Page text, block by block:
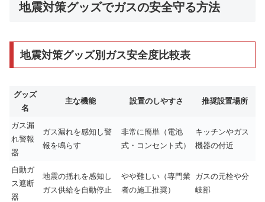
地震対策グッズでガスの安全守る方法
地震対策グッズ別ガス安全度比較表
グッズ
名
主な機能 設置のしやすさ 推奨設置場所
ガス漏
れ警報
器
ガス漏れを感知し警
報を鳴らす
非常に簡単（電池
式・コンセント式）
キッチンやガス
機器の付近
自動ガ
ス遮断
器
地震の揺れを感知し
ガス供給を自動停止
やや難しい（専門業
者の施工推奨）
ガスの元栓や分
岐部